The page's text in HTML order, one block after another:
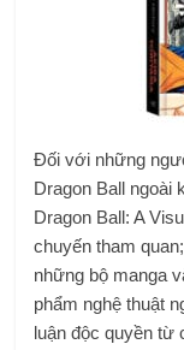
Đối với những
Dragon Ball ngoài
Dragon Ball: A
chuyến tham
những bộ manga
phẩm nghệ thuật
luận độc quyền từ